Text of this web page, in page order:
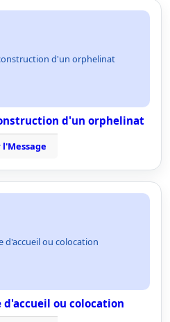
d'un orphelinat
d'un orphelinat
l'Message
d'accueil ou colocation
d'accueil ou colocation